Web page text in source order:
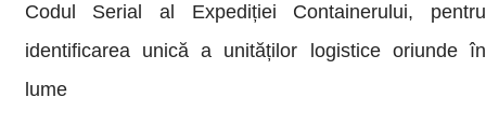
Codul Serial al Expediției Containerului, pentru
identificarea unică a unităților logistice oriunde în
lume